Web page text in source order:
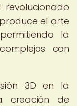
revolucionado
el arte
la
con
3D en la
creación de